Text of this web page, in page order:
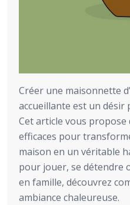
Créer une maisonnette
accueillante est un désir
Cet article vous propose
efficaces pour
maison en un véritable
pour jouer, se détendre
en famille, découvrez
ambiance chaleureuse.